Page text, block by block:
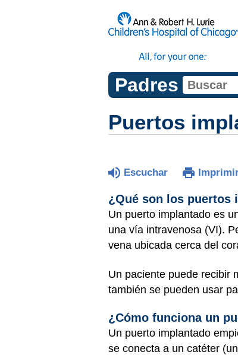
Padres
Puertos
Escuchar
¿Qué son los puertos
Un puerto implantado es
una vía intravenosa (VI).
vena ubicada cerca del
Un paciente puede recibir
también se pueden usar
¿Cómo funciona un
Un puerto implantado
se conecta a un catéter